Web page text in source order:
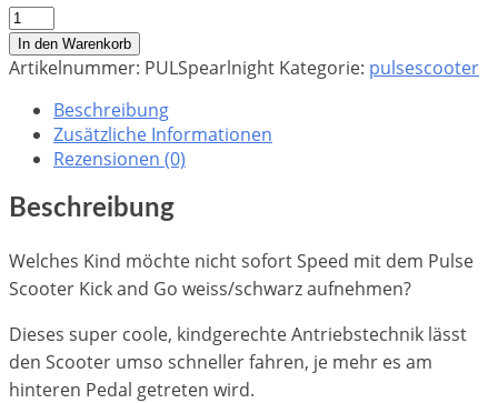
Pulse
Scooter
Kick
weiss/schwarz
Menge
In den Warenkorb
Artikelnummer: PULSpearlnight Kategorie: pulsescooter
Beschreibung
Zusätzliche Informationen
Rezensionen (0)
Beschreibung
Welches Kind möchte nicht sofort Speed mit dem Pulse
Scooter Kick and Go weiss/schwarz aufnehmen?
Dieses super coole, kindgerechte Antriebstechnik lässt
den Scooter umso schneller fahren, je mehr es am
hinteren Pedal getreten wird.